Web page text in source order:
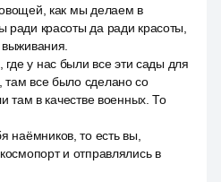
как мы делаем в
красоты да ради красоты,
у нас были все эти сады для
все было сделано со
там в качестве военных. То
наёмников, то есть вы,
и отправлялись в